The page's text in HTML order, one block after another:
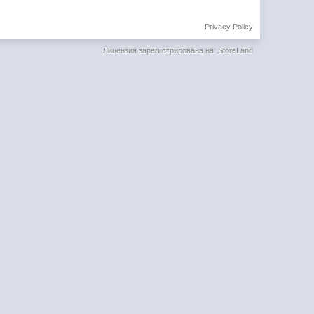
Privacy Policy
Лицензия зарегистрирована на: StoreLand